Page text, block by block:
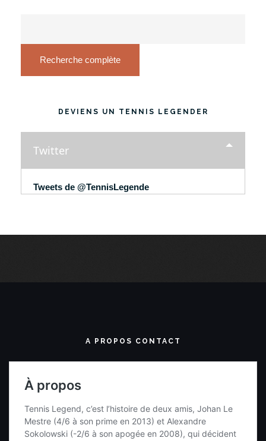
Recherche complète
DEVIENS UN TENNIS LEGENDER
Twitter
Tweets de @TennisLegende
A PROPOS CONTACT